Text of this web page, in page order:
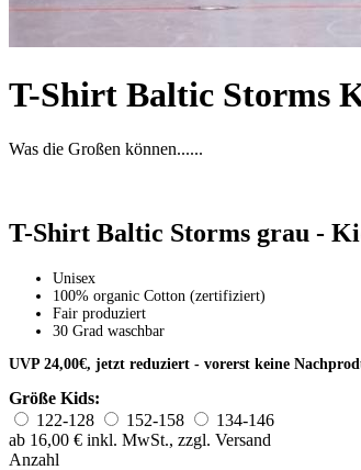
T-Shirt Baltic Storms
Was die Großen können......
T-Shirt Baltic Storms grau -
Unisex
100% organic Cotton (zertifiziert)
Fair produziert
30 Grad waschbar
UVP 24,00€, jetzt reduziert - vorerst keine
Größe Kids:
122-128
152-158
134-146
ab 16,00 € inkl. MwSt., zzgl. Versand
Anzahl